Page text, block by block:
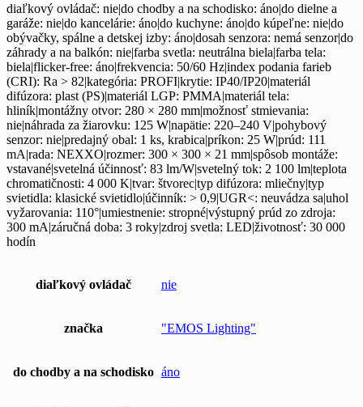
diaľkový ovládač: nie|do chodby a na schodisko: áno|do dielne a
garáže: nie|do kancelárie: áno|do kuchyne: áno|do kúpeľne: nie|do
obývačky, spálne a detskej izby: áno|dosah senzora: nemá senzor|do
záhrady a na balkón: nie|farba svetla: neutrálna biela|farba tela:
biela|flicker-free: áno|frekvencia: 50/60 Hz|index podania farieb
(CRI): Ra > 82|kategória: PROFI|krytie: IP40/IP20|materiál
difúzora: plast (PS)|materiál LGP: PMMA|materiál tela:
hliník|montážny otvor: 280 × 280 mm|možnosť stmievania:
nie|náhrada za žiarovku: 125 W|napätie: 220–240 V|pohybový
senzor: nie|predajný obal: 1 ks, krabica|príkon: 25 W|prúd: 111
mA|rada: NEXXO|rozmer: 300 × 300 × 21 mm|spôsob montáže:
vstavané|svetelná účinnosť: 83 lm/W|svetelný tok: 2 100 lm|teplota
chromatičnosti: 4 000 K|tvar: štvorec|typ difúzora: mliečny|typ
svietidla: klasické svietidlo|účinník: > 0,9|UGR<: neuvádza sa|uhol
vyžarovania: 110°|umiestnenie: stropné|výstupný prúd zo zdroja:
300 mA|záručná doba: 3 roky|zdroj svetla: LED|životnosť: 30 000
hodín
diaľkový ovládač nie
značka "EMOS Lighting"
do chodby a na schodisko áno